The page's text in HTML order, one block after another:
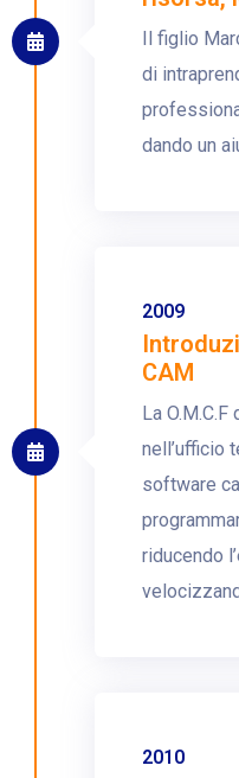
Il figlio
di
dando un
2009
CAM
La
nell’ufficio
software
riducendo
2010